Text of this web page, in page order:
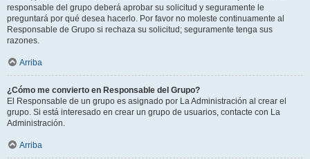
responsable del grupo deberá aprobar su solicitud y seguramente le
preguntará por qué desea hacerlo. Por favor no moleste continuamente al
Responsable de Grupo si rechaza su solicitud; seguramente tenga sus
razones.
Arriba
¿Cómo me convierto en Responsable del Grupo?
El Responsable de un grupo es asignado por La Administración al crear el
grupo. Si está interesado en crear un grupo de usuarios, contacte con La
Administración.
Arriba